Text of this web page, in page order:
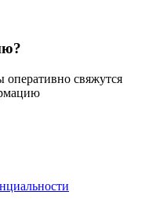
свяжутся